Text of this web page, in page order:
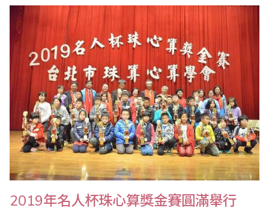
暨國際觀摩賽等系列活動，歡迎踴躍報名參加。 ＊2019年全國珠算
比賽暨國際邀請賽 ＊2019年全國心算比賽暨國際邀請賽 ＊2019年
全國數學競技..
2019年名人杯珠心算獎金賽圓滿舉行